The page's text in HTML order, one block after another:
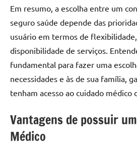
Em resumo, a escolha entre um
seguro saúde depende das
usuário em termos de
disponibilidade de serviços.
fundamental para fazer uma
necessidades e às de sua família,
tenham acesso ao cuidado médico
Vantagens de possuir
Médico